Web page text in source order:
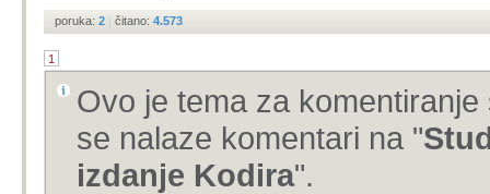
poruka: 2 | čitano: 4.573
1
Ovo je tema za
se nalaze komentari na "
izdanje Kodira".